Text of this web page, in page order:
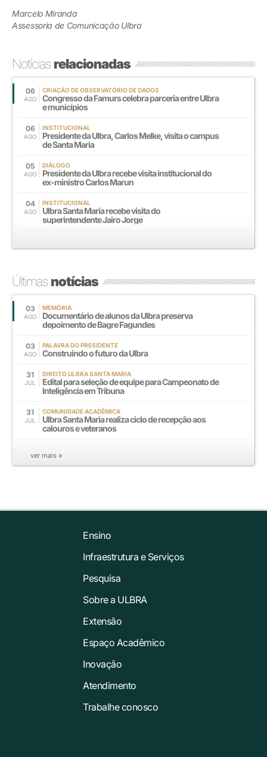
Marcelo Miranda
Assessoria de Comunicação Ulbra
Notíciasrelacionadas
06
AGO
CRIAÇÃO DE OBSERVATÓRIO DE DADOS
Congresso da Famurs celebra parceria entre Ulbra
e municípios
06
AGO
INSTITUCIONAL
Presidente da Ulbra, Carlos Melke, visita o campus
de Santa Maria
05
AGO
DIÁLOGO
Presidente da Ulbra recebe visita institucional do
ex-ministro Carlos Marun
04
AGO
INSTITUCIONAL
Ulbra Santa Maria recebe visita do
superintendente Jairo Jorge
Últimasnotícias
03
AGO
MEMÓRIA
Documentário de alunos da Ulbra preserva
depoimento de Bagre Fagundes
03
AGO
PALAVRA DO PRESIDENTE
Construindo o futuro da Ulbra
31
JUL
DIREITO ULBRA SANTA MARIA
Edital para seleção de equipe para Campeonato de
Inteligência em Tribuna
31
JUL
COMUNIDADE ACADÊMICA
Ulbra Santa Maria realiza ciclo de recepção aos
calouros e veteranos
ver mais »
Ensino
Infraestrutura e Serviços
Pesquisa
Sobre a ULBRA
Extensão
Espaço Acadêmico
Inovação
Atendimento
Trabalhe conosco